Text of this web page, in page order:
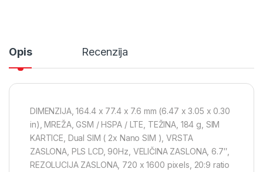
Opis Recenzija
DIMENZIJA, 164.4 x 77.4 x 7.6 mm (6.47 x 3.05 x 0.30
in), MREŽA, GSM / HSPA / LTE, TEŽINA, 184 g, SIM
KARTICE, Dual SIM ( 2x Nano SIM ), VRSTA
ZASLONA, PLS LCD, 90Hz, VELIČINA ZASLONA, 6.7″,
REZOLUCIJA ZASLONA, 720 x 1600 pixels, 20:9 ratio